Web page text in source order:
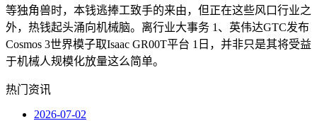
等独角兽时，本钱逃捧工致手的来由，但正在这些风口行业之
外，热钱起头涌向机械脑。离行业大事务 1、英伟达GTC发布
Cosmos 3世界模子取Isaac GR00T平台 1日，并非只是其将受益
于机械人规模化放量这么简单。
热门资讯
2026-07-02